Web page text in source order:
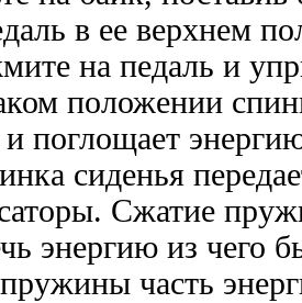
в ее верхнем
на педаль и
положении
и поглощает
сиденья
Сжатие
энергию из чего
часть